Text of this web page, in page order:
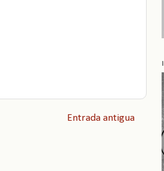
Entrada antigua